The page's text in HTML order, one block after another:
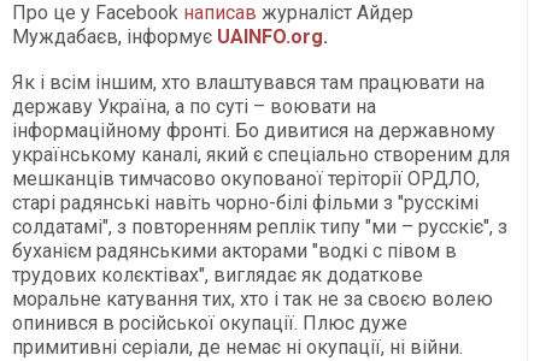
Про це у Facebook написав журналіст Айдер
Муждабаєв, інформує UAINFO.org.
Як і всім іншим, хто влаштувався там працювати на
державу Україна, а по суті – воювати на
інформаційному фронті. Бо дивитися на державному
українському каналі, який є спеціально створеним для
мешканців тимчасово окупованої теріторії ОРДЛО,
старі радянські навіть чорно-білі фільми з "русскімі
солдатамі", з повторенням реплік типу "ми – русскіє", з
буханієм радянськими акторами "водкі с півом в
трудових колєктівах", виглядає як додаткове
моральне катування тих, хто і так не за своєю волею
опинився в російської окупації. Плюс дуже
примитивні серіали, де немає ні окупації, ні війни.